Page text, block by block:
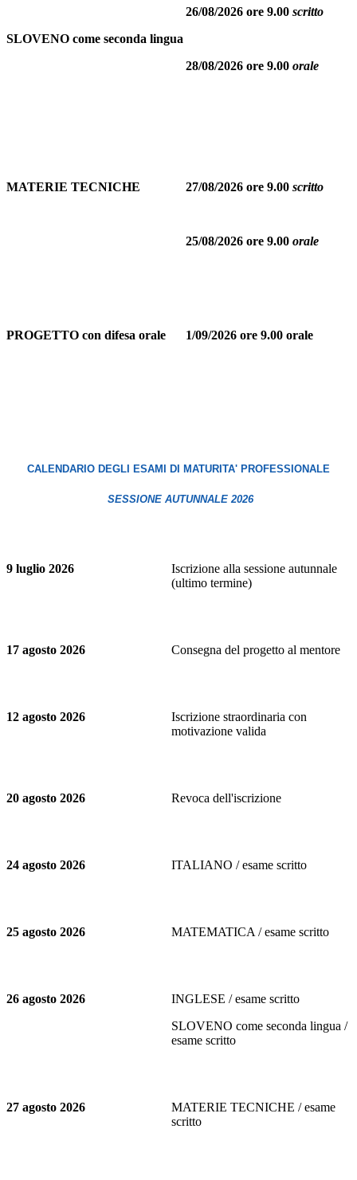
SLOVENO come seconda lingua
26/08/2026 ore 9.00 scritto
28/08/2026 ore 9.00 orale
MATERIE TECNICHE 27/08/2026 ore 9.00 scritto
25/08/2026 ore 9.00 orale
PROGETTO con difesa orale 1/09/2026 ore 9.00 orale
CALENDARIO DEGLI ESAMI DI MATURITA' PROFESSIONALE
SESSIONE AUTUNNALE 2026
9 luglio 2026
Iscrizione alla sessione autunnale
(ultimo termine)
17 agosto 2026 Consegna del progetto al mentore
12 agosto 2026
Iscrizione straordinaria con
motivazione valida
20 agosto 2026 Revoca dell'iscrizione
24 agosto 2026 ITALIANO / esame scritto
25 agosto 2026 MATEMATICA / esame scritto
26 agosto 2026
INGLESE / esame scritto
SLOVENO come seconda lingua /
esame scritto
27 agosto 2026
MATERIE TECNICHE / esame
scritto